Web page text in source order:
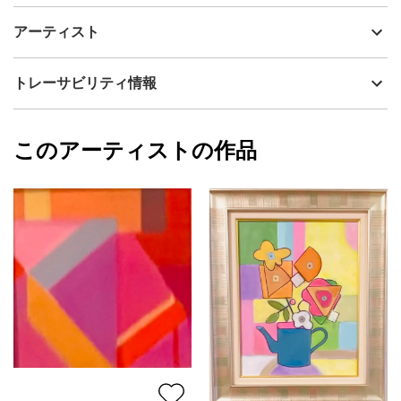
制作年
技法
アクリル
カラー
赤
緑
配送目安
二週間以内
るく元気をモットーに構図や色彩のバランス等加味して出来上が
アーティスト
石井伊久子
フォローする
トレーサビリティ情報
石井伊久子
このアーティストの作品